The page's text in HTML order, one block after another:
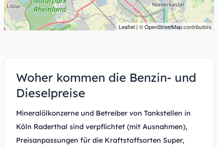
Leaflet| ©OpenStreetMapcontributors
Woher kommen die Benzin- und
Dieselpreise
Mineralölkonzerne und Betreiber von Tankstellen in
Köln Raderthal sind verpflichtet (mit Ausnahmen),
Preisanpassungen für die Kraftstoffsorten Super,